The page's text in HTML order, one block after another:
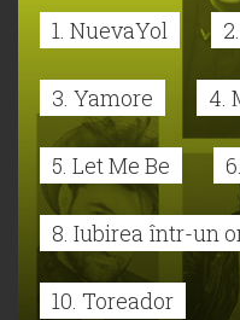
1. NuevaYol
3. Yamore 4.
5. Let Me Be
8. Iubirea într-un
10. Toreador